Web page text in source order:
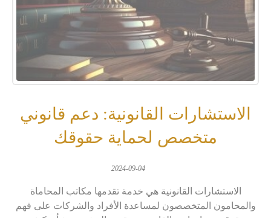
الاستشارات القانونية: دعم قانوني
متخصص لحماية حقوقك
2024-09-04
الاستشارات القانونية هي خدمة تقدمها مكاتب المحاماة
والمحامون المتخصصون لمساعدة الأفراد والشركات على فهم